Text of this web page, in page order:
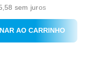
sem juros
AO CARRINHO